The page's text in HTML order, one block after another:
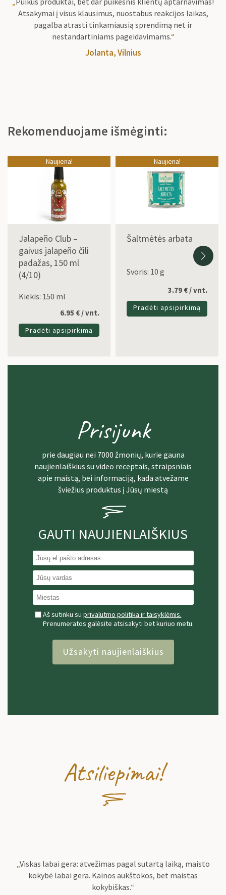
Atsakymai į visus klausimus, nuostabus reakcijos laikas,
pagalba atrasti tinkamiausią sprendimą net ir
nestandartiniams pageidavimams.“
Jolanta, Vilnius
Rekomenduojame išmėginti:
Naujiena!
Jalapeño Club –
gaivus jalapeño čili
padažas, 150 ml
(4/10)
Kiekis: 150 ml
Pradėti apsipirkimą
6.95 € / vnt.
Naujiena!
Šaltmėtės arbata
Svoris: 10 g
Pradėti apsipirkimą
3.79 € / vnt.
Prisijunk
prie daugiau nei 7000 žmonių, kurie gauna
naujienlaiškius su video receptais, straipsniais
apie maistą, bei informaciją, kada atvežame
šviežius produktus į Jūsų miestą
GAUTI NAUJIENLAIŠKIUS
Aš sutinku su privalutmo politika ir taisyklėmis.
Prenumeratos galėsite atsisakyti bet kuriuo metu.
Užsakyti naujienlaiškius
Atsiliepimai!
Viskas labai gera: atvežimas pagal sutartą laiką, maisto
kokybė labai gera. Kainos aukštokos, bet maistas
kokybiškas.“